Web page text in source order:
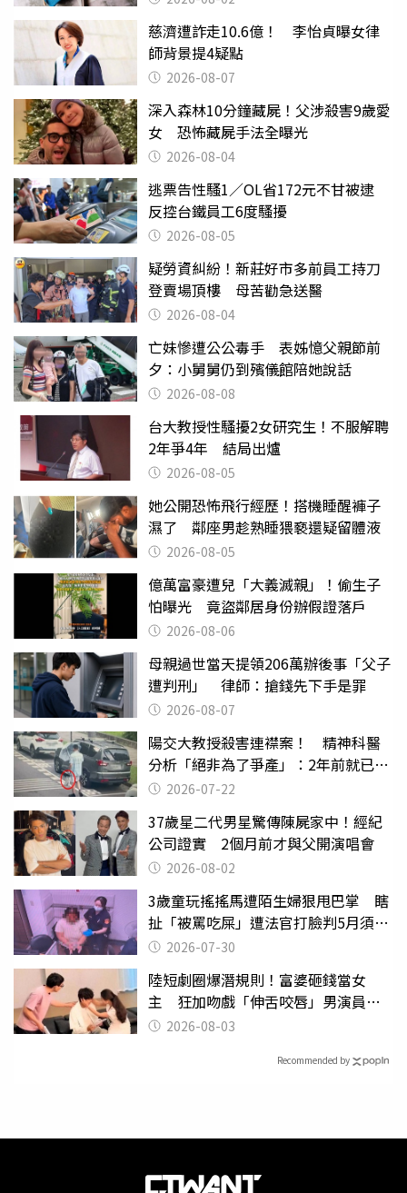
慈濟遭詐走10.6億！ 李怡貞曝女律
師背景提4疑點
2026-08-07
深入森林10分鐘藏屍！父涉殺害9歲愛
女 恐怖藏屍手法全曝光
2026-08-04
逃票告性騷1／OL省172元不甘被逮
反控台鐵員工6度騷擾
2026-08-05
疑勞資糾紛！新莊好市多前員工持刀
登賣場頂樓 母苦勸急送醫
2026-08-04
亡妹慘遭公公毒手 表姊憶父親節前
夕：小舅舅仍到殯儀館陪她說話
2026-08-08
台大教授性騷擾2女研究生！不服解聘
2年爭4年 結局出爐
2026-08-05
她公開恐怖飛行經歷！搭機睡醒褲子
濕了 鄰座男趁熟睡猥褻還疑留體液
2026-08-05
億萬富豪遭兒「大義滅親」！偷生子
怕曝光 竟盜鄰居身份辦假證落戶
2026-08-06
母親過世當天提領206萬辦後事「父子
遭判刑」 律師：搶錢先下手是罪
2026-08-07
陽交大教授殺害連襟案！ 精神科醫
分析「絕非為了爭產」：2年前就已言
行詭異
2026-07-22
37歲星二代男星驚傳陳屍家中！經紀
公司證實 2個月前才與父開演唱會
2026-08-02
3歲童玩搖搖馬遭陌生婦狠甩巴掌 瞎
扯「被罵吃屎」遭法官打臉判5月須入
監 2026-07-30
陸短劇圈爆潛規則！富婆砸錢當女
主 狂加吻戲「伸舌咬唇」男演員崩
潰 2026-08-03
Recommended by